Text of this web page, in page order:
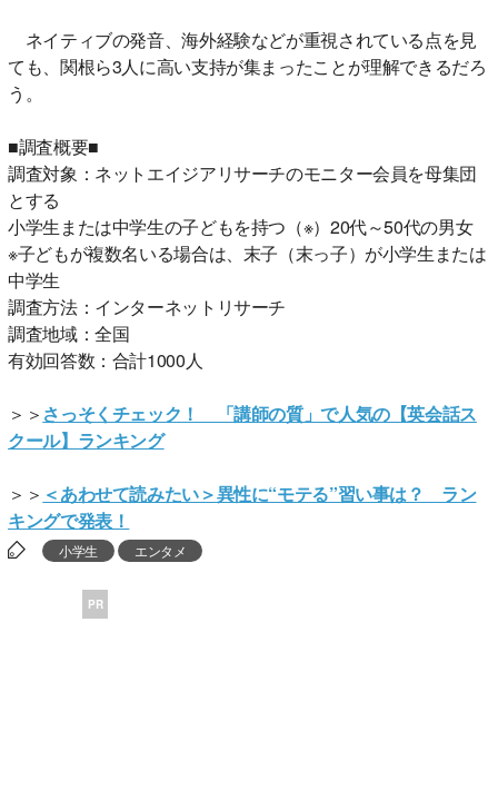
ネイティブの発音、海外経験などが重視されている点を見
ても、関根ら3人に高い支持が集まったことが理解できるだろ
う。
■調査概要■
調査対象：ネットエイジアリサーチのモニター会員を母集団
とする
小学生または中学生の子どもを持つ（※）20代～50代の男女
※子どもが複数名いる場合は、末子（末っ子）が小学生または
中学生
調査方法：インターネットリサーチ
調査地域：全国
有効回答数：合計1000人
＞＞ さっそくチェック！ 「講師の質」で人気の【英会話ス
クール】ランキング
＞＞ ＜あわせて読みたい＞異性に“モテる”習い事は？ ラン
キングで発表！
小学生 エンタメ
PR